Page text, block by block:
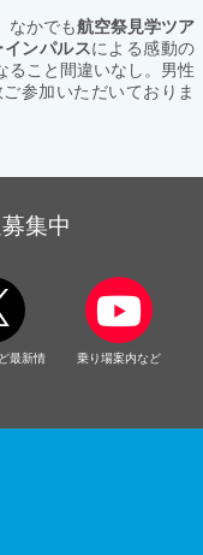
なかでも航空祭見学ツア
ンパルスによる感動の
ること間違いなし。男性
参加いただいておりま
集中
最新情
乗り場案内など